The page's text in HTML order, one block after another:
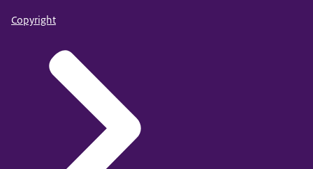
Copyright